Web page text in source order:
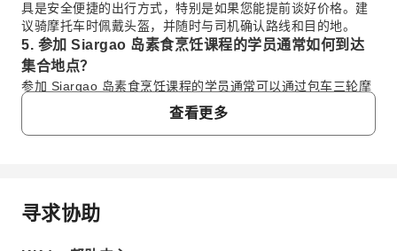
具是安全便捷的出行方式，特别是如果您能提前谈好价格。建
议骑摩托车时佩戴头盔，并随时与司机确认路线和目的地。
5. 参加 Siargao 岛素食烹饪课程的学员通常如何到达
集合地点？
参加 Siargao 岛素食烹饪课程的学员通常可以通过包车三轮摩
托车或 habal-habal（摩托出租车），或安排私人面包车接送
来到达。建议提前确认具体地址并与课程提供方协调接送事
宜，以确保顺利准时抵达。
在 Siargao 岛上，三轮摩托车是常见的用于镇内及附近短途出
行的三轮交通工具。摩托车，常用于自驾租赁或乘坐当地司机
查看更多
常问问题
寻求协助